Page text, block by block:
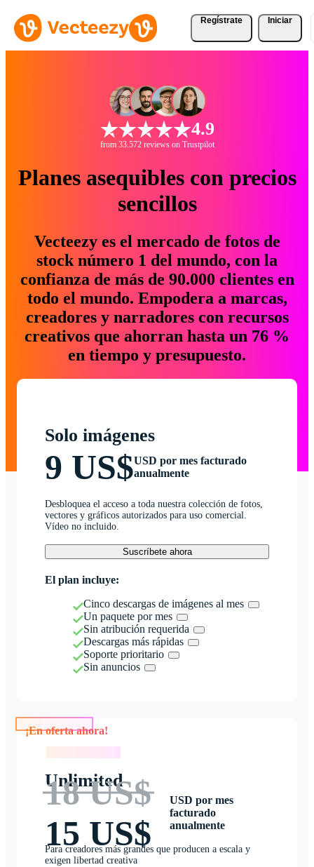
Regístrate Iniciar
4.9
from 33.572 reviews on Trustpilot
Planes asequibles con precios
sencillos
Vecteezy es el mercado de fotos de
stock número 1 del mundo, con la
confianza de más de 90.000 clientes en
todo el mundo. Empodera a marcas,
creadores y narradores con recursos
creativos que ahorran hasta un 76 %
en tiempo y presupuesto.
Solo imágenes
9 US$USD por mes facturado
anualmente
Desbloquea el acceso a toda nuestra colección de fotos,
vectores y gráficos autorizados para uso comercial.
Vídeo no incluido.
Suscríbete ahora
El plan incluye:
Cinco descargas de imágenes al mes
Un paquete por mes
Sin atribución requerida
Descargas más rápidas
Soporte prioritario
Sin anuncios
Unlimited
18 US$
15 US$
USD por mes
facturado
anualmente
Para creadores más grandes que producen a escala y
exigen libertad creativa